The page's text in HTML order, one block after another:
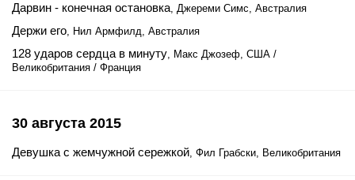
Дарвин - конечная остановка, Джереми Симс, Австралия
Держи его, Нил Армфилд, Австралия
128 ударов сердца в минуту, Макс Джозеф, США /
Великобритания / Франция
30 августа 2015
Девушка с жемчужной сережкой, Фил Грабски, Великобритания